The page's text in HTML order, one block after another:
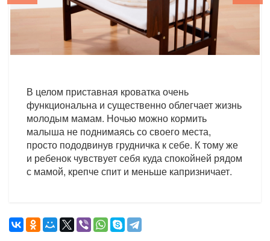
В целом приставная кроватка очень
функциональна и существенно облегчает жизнь
молодым мамам. Ночью можно кормить
малыша не поднимаясь со своего места,
просто пододвинув грудничка к себе. К тому же
и ребенок чувствует себя куда спокойней рядом
с мамой, крепче спит и меньше капризничает.